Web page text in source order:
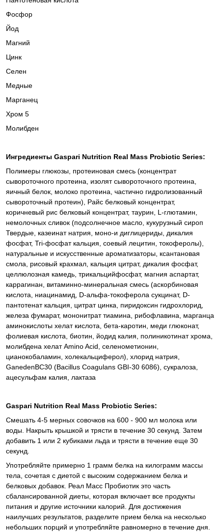
Фосфор
Йод
Магний
Цинк
Селен
Медные
Марганец
Хром 5
Молибден
Ингредиенты Gaspari Nutrition Real Mass Probiotic Series:
Полимеры глюкозы, протеиновая смесь (концентрат
сывороточного протеина, изолят сывороточного протеина,
яичный белок, молоко протеина, частично гидролизованный
сывороточный протеин), Райс белковый концентрат,
коричневый рис белковый концентрат, таурин, L-глютамин,
немолочных сливок (подсолнечное масло, кукурузный сироп
Твердые, казеинат натрия, моно-и диглицериды, дикалия
фосфат, Tri-фосфат кальция, соевый лецитин, токоферолы),
натуральные и искусственные ароматизаторы, ксантановая
смола, рисовый крахмал, кальция цитрат, дикалия фосфат,
целлюлозная камедь, трикальцийфосфат, магния аспартат,
каррагинан, витаминно-минеральная смесь (аскорбиновая
кислота, ниацинамид, D-альфа-токоферола сукцинат, D-
пантотенат кальция, цитрат цинка, пиридоксин гидрохлорид,
железа фумарат, мононитрат тиамина, рибофлавина, марганца
аминокислоты хелат кислота, бета-каротин, меди глюконат,
фолиевая кислота, биотин, йодид калия, полиникотинат хрома,
молибдена хелат Amino Acid, селенометионин,
цианокобаламин, холекальциферол), хлорид натрия,
GanedenBC30 (Bacillus Coagulans GBI-30 6086), сукралоза,
ацесульфам калия, лактаза
Gaspari Nutrition Real Mass Probiotic Series:
Смешать 4-5 мерных совочков на 600 - 900 мл молока или
воды. Накрыть крышкой и трясти в течение 30 секунд. Затем
добавить 1 или 2 кубиками льда и трясти в течение еще 30
секунд.
Употребляйте примерно 1 грамм белка на килограмм массы
тела, сочетая с диетой с высоким содержанием белка и
белковых добавок. Реал Масс Пробиотик это часть
сбалансированной диеты, которая включает все продукты
питания и другие источники калорий. Для достижения
наилучших результатов, разделите прием белка на несколько
небольших порций и употребляйте равномерно в течение дня.